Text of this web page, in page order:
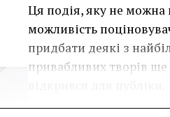
Ця подія, яку не можна
можливість
придбати деякі з
привабливих творів